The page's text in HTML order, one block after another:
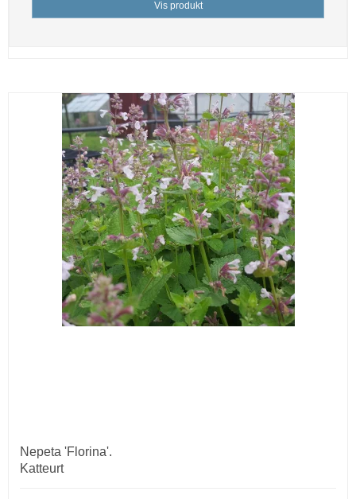
Vis produkt
Nepeta 'Florina'.
Katteurt